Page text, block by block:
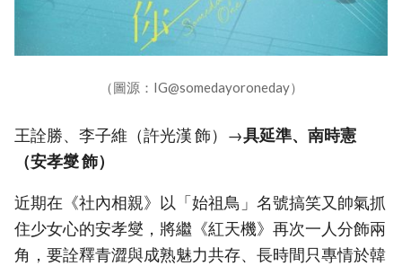
（圖源：IG@somedayoroneday）
王詮勝、李子維（許光漢 飾）→具延準、南時憲
（安孝燮 飾）
近期在《社內相親》以「始祖鳥」名號搞笑又帥氣抓
住少女心的安孝燮，將繼《紅天機》再次一人分飾兩
角，要詮釋青澀與成熟魅力共存、長時間只專情於韓